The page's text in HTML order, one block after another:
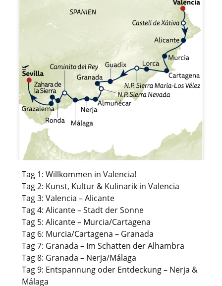
Tag 1: Willkommen in Valencia!
Tag 2: Kunst, Kultur & Kulinarik in Valencia
Tag 3: Valencia – Alicante
Tag 4: Alicante – Stadt der Sonne
Tag 5: Alicante – Murcia/Cartagena
Tag 6: Murcia/Cartagena – Granada
Tag 7: Granada – Im Schatten der Alhambra
Tag 8: Granada – Nerja/Málaga
Tag 9: Entspannung oder Entdeckung – Nerja &
Málaga